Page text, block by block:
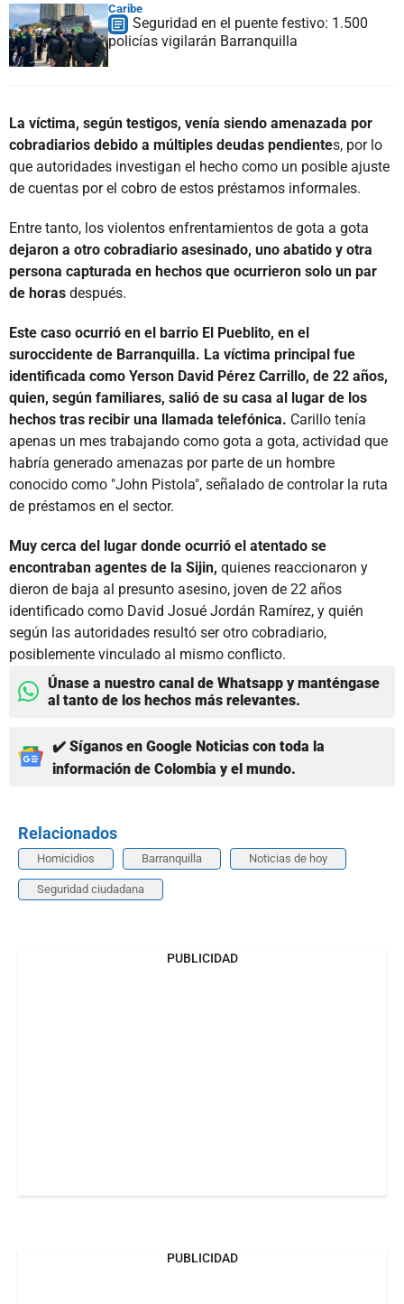
Caribe
Seguridad en el puente festivo: 1.500
policías vigilarán Barranquilla
La víctima, según testigos, venía siendo amenazada por
cobradiarios debido a múltiples deudas pendientes, por lo
que autoridades investigan el hecho como un posible ajuste
de cuentas por el cobro de estos préstamos informales.
Entre tanto, los violentos enfrentamientos de gota a gota
dejaron a otro cobradiario asesinado, uno abatido y otra
persona capturada en hechos que ocurrieron solo un par
de horas después.
Este caso ocurrió en el barrio El Pueblito, en el
suroccidente de Barranquilla. La víctima principal fue
identificada como Yerson David Pérez Carrillo, de 22 años,
quien, según familiares, salió de su casa al lugar de los
hechos tras recibir una llamada telefónica. Carillo tenía
apenas un mes trabajando como gota a gota, actividad que
habría generado amenazas por parte de un hombre
conocido como "John Pistola", señalado de controlar la ruta
de préstamos en el sector.
Muy cerca del lugar donde ocurrió el atentado se
encontraban agentes de la Sijin, quienes reaccionaron y
dieron de baja al presunto asesino, joven de 22 años
identificado como David Josué Jordán Ramírez, y quién
según las autoridades resultó ser otro cobradiario,
posiblemente vinculado al mismo conflicto.
Únase a nuestro canal de Whatsapp y manténgase
al tanto de los hechos más relevantes.
✔️ Síganos en Google Noticias con toda la
información de Colombia y el mundo.
Relacionados
Homicidios Barranquilla Noticias de hoy
Seguridad ciudadana
PUBLICIDAD
PUBLICIDAD